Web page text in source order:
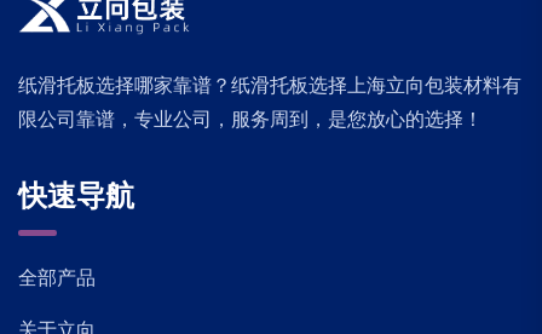
纸滑托板选择哪家靠谱？纸滑托板选择上海立向包装材料有
限公司靠谱，专业公司，服务周到，是您放心的选择！
快速导航
全部产品
关于立向